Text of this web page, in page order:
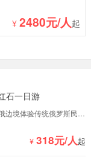
¥ 2480元/人起
石一日游
生活与工作态度
¥ 318元/人起